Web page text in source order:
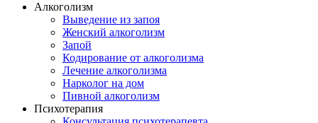
Алкоголизм
Выведение из запоя
Женский алкоголизм
Запой
Кодирование от алкоголизма
Лечение алкоголизма
Нарколог на дом
Пивной алкоголизм
Психотерапия